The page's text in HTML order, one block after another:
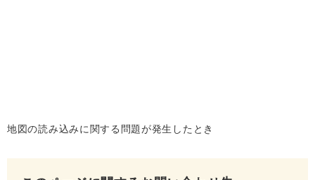
地図の読み込みに関する問題が発生したとき